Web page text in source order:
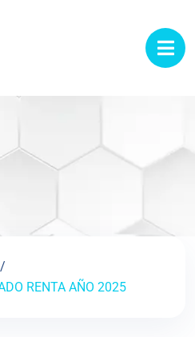
RENTA AÑO 2025